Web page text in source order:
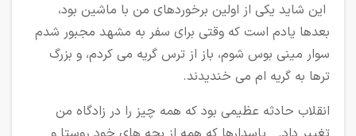
این شاید یکی از اولین برخوردهای من با ماشین بود،
بعدها یادم است که وقتی برای سفر به مشهد مجبور شدم
سوار مینی بوس شوم، باز از ترس گریه می کردم، و بزرگ
ترها به گریه ام می خندیدند.
انقلاب حادثه عظیمی بود که همه چیز را در زادگاه من